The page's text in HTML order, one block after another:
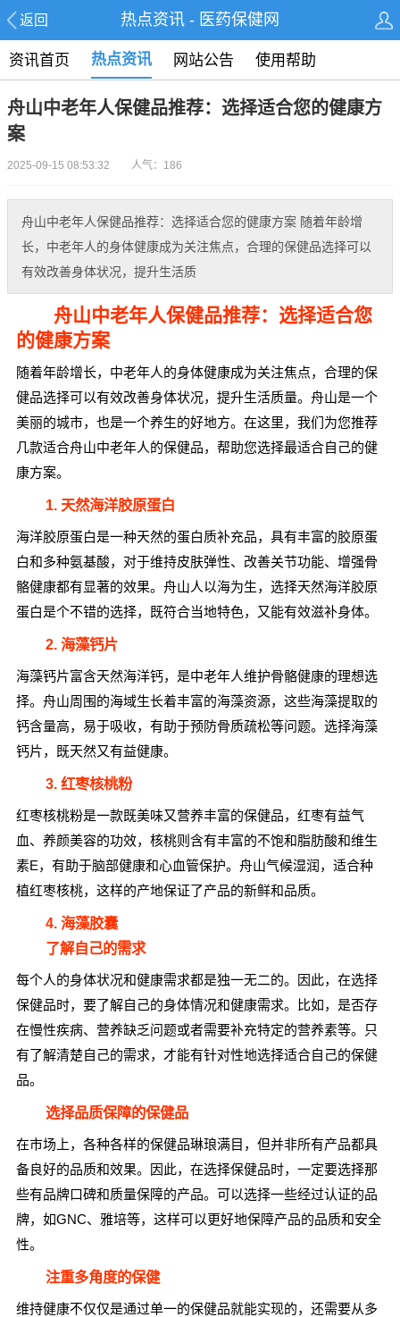
返回 热点资讯 - 医药保健网
资讯首页 热点资讯 网站公告 使用帮助
舟山中老年人保健品推荐：选择适合您的健康方
案
2025-09-15 08:53:32 人气：186
舟山中老年人保健品推荐：选择适合您的健康方案 随着年龄增
长，中老年人的身体健康成为关注焦点，合理的保健品选择可以
有效改善身体状况，提升生活质
舟山中老年人保健品推荐：选择适合您
的健康方案
随着年龄增长，中老年人的身体健康成为关注焦点，合理的保
健品选择可以有效改善身体状况，提升生活质量。舟山是一个
美丽的城市，也是一个养生的好地方。在这里，我们为您推荐
几款适合舟山中老年人的保健品，帮助您选择最适合自己的健
康方案。
1. 天然海洋胶原蛋白
海洋胶原蛋白是一种天然的蛋白质补充品，具有丰富的胶原蛋
白和多种氨基酸，对于维持皮肤弹性、改善关节功能、增强骨
骼健康都有显著的效果。舟山人以海为生，选择天然海洋胶原
蛋白是个不错的选择，既符合当地特色，又能有效滋补身体。
2. 海藻钙片
海藻钙片富含天然海洋钙，是中老年人维护骨骼健康的理想选
择。舟山周围的海域生长着丰富的海藻资源，这些海藻提取的
钙含量高，易于吸收，有助于预防骨质疏松等问题。选择海藻
钙片，既天然又有益健康。
3. 红枣核桃粉
红枣核桃粉是一款既美味又营养丰富的保健品，红枣有益气
血、养颜美容的功效，核桃则含有丰富的不饱和脂肪酸和维生
素E，有助于脑部健康和心血管保护。舟山气候湿润，适合种
植红枣核桃，这样的产地保证了产品的新鲜和品质。
4. 海藻胶囊
了解自己的需求
每个人的身体状况和健康需求都是独一无二的。因此，在选择
保健品时，要了解自己的身体情况和健康需求。比如，是否存
在慢性疾病、营养缺乏问题或者需要补充特定的营养素等。只
有了解清楚自己的需求，才能有针对性地选择适合自己的保健
品。
选择品质保障的保健品
在市场上，各种各样的保健品琳琅满目，但并非所有产品都具
备良好的品质和效果。因此，在选择保健品时，一定要选择那
些有品牌口碑和质量保障的产品。可以选择一些经过认证的品
牌，如GNC、雅培等，这样可以更好地保障产品的品质和安全
性。
注重多角度的保健
维持健康不仅仅是通过单一的保健品就能实现的，还需要从多